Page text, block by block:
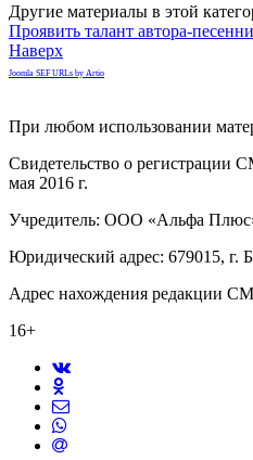
Другие материалы в этой
Проявить талант автора-
Наверх
Joomla SEF URLs by Artio
При любом использовании
Свидетельство о регистрации
мая 2016 г.
Учредитель: ООО «Альфа
Юридический адрес: 679015, г.
Адрес нахождения редакции
16+